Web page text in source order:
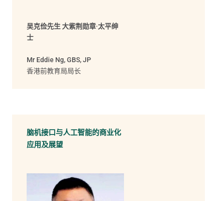
吴克俭先生 大紫荆勋章·太平绅
士
Mr Eddie Ng, GBS, JP
香港前教育局局长
脑机接口与人工智能的商业化
应用及展望